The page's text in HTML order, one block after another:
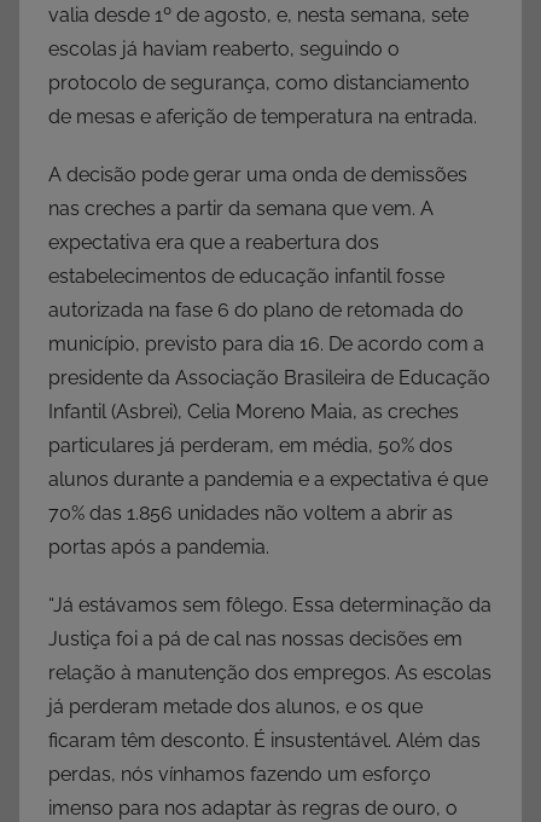
valia desde 1º de agosto, e, nesta semana, sete
escolas já haviam reaberto, seguindo o
protocolo de segurança, como distanciamento
de mesas e aferição de temperatura na entrada.
A decisão pode gerar uma onda de demissões
nas creches a partir da semana que vem. A
expectativa era que a reabertura dos
estabelecimentos de educação infantil fosse
autorizada na fase 6 do plano de retomada do
município, previsto para dia 16. De acordo com a
presidente da Associação Brasileira de Educação
Infantil (Asbrei), Celia Moreno Maia, as creches
particulares já perderam, em média, 50% dos
alunos durante a pandemia e a expectativa é que
70% das 1.856 unidades não voltem a abrir as
portas após a pandemia.
“Já estávamos sem fôlego. Essa determinação da
Justiça foi a pá de cal nas nossas decisões em
relação à manutenção dos empregos. As escolas
já perderam metade dos alunos, e os que
ficaram têm desconto. É insustentável. Além das
perdas, nós vínhamos fazendo um esforço
imenso para nos adaptar às regras de ouro, o